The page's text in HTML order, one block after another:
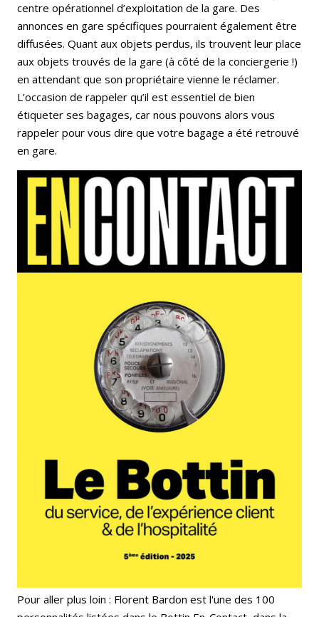
centre opérationnel d’exploitation de la gare. Des
annonces en gare spécifiques pourraient également être
diffusées. Quant aux objets perdus, ils trouvent leur place
aux objets trouvés de la gare (à côté de la conciergerie !)
en attendant que son propriétaire vienne le réclamer.
L’occasion de rappeler qu’il est essentiel de bien
étiqueter ses bagages, car nous pouvons alors vous
rappeler pour vous dire que votre bagage a été retrouvé
en gare.
Pour aller plus loin : Florent Bardon est l'une des 100